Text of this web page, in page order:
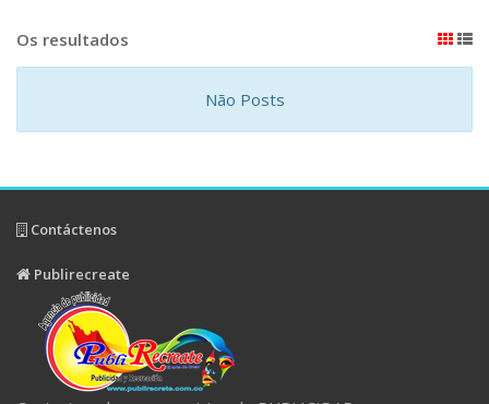
Os resultados
Não Posts
Contáctenos
Publirecreate